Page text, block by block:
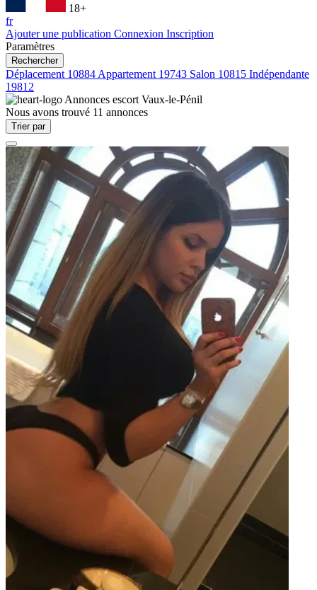
18+
fr
Ajouter une publication Connexion Inscription
Paramètres
Rechercher
Déplacement 10884 Appartement 19743 Salon 10815 Indépendante
19812
Annonces escort Vaux-le-Pénil
Nous avons trouvé 11 annonces
Trier par